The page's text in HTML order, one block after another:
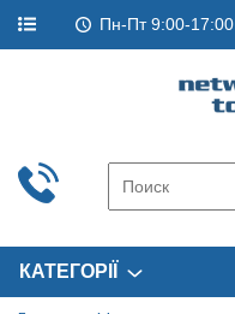
Пн-Пт 9:00-17:00
КАТЕГОРІЇ